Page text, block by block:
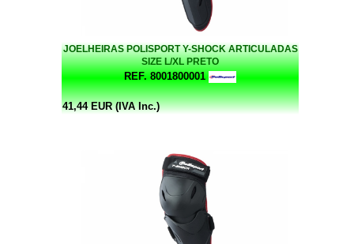
JOELHEIRAS POLISPORT Y-SHOCK ARTICULADAS
SIZE L/XL PRETO
REF. 8001800001
41,44 EUR (IVA Inc.)